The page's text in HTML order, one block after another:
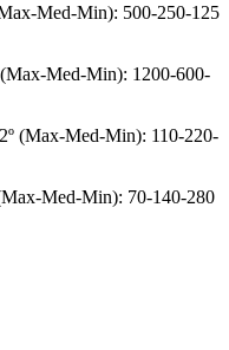
Med-Min): 500-250-125
Med-Min): 1200-600-
(Max-Med-Min): 110-220-
Med-Min): 70-140-280